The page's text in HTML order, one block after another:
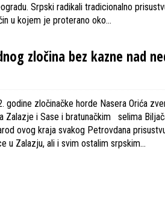
Srpski radikali tradicionalno
u kojem je proterano oko…
zločina bez kazne nad
godine zločinačke horde Nasera Orića
Zalazje i Sase i bratunačkim selima
ovog kraja svakog Petrovdana
u Zalazju, ali i svim ostalim srpskim…